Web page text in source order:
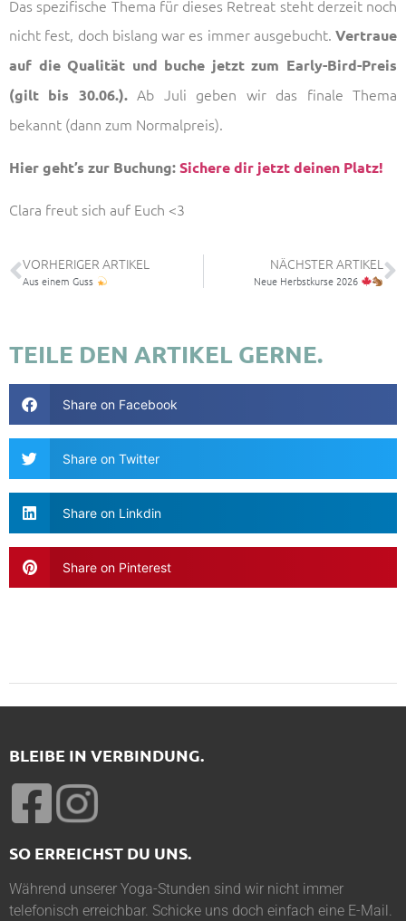
Das spezifische Thema für dieses Retreat steht derzeit noch
nicht fest, doch bislang war es immer ausgebucht. Vertraue
auf die Qualität und buche jetzt zum Early-Bird-Preis
(gilt bis 30.06.).Ab Juli geben wir das finale Thema
bekannt (dann zum Normalpreis).
Hier geht’s zur Buchung:Sichere dir jetzt deinen Platz!
Clara freut sich auf Euch <3
VORHERIGER ARTIKEL
Aus einem Guss
NÄCHSTER ARTIKEL
Neue Herbstkurse 2026
TEILE DEN ARTIKEL GERNE.
Share on Facebook
Share on Twitter
Share on Linkdin
Share on Pinterest
BLEIBE IN VERBINDUNG.
SO ERREICHST DU UNS.
Während unserer Yoga-Stunden sind wir nicht immer
telefonisch erreichbar. Schicke uns doch einfach eine E-Mail.